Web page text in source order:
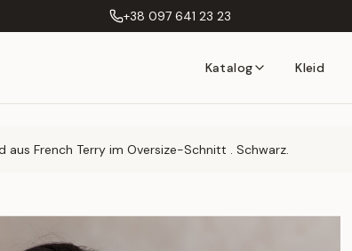
+38 097 641 23 23
Katalog Kleid
aus French Terry im Oversize-Schnitt . Schwarz.